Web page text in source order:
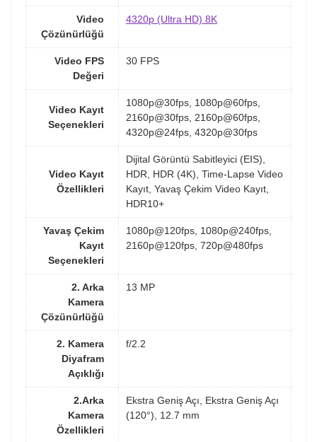
Video
Çözünürlüğü
4320p (Ultra HD) 8K
Video FPS
Değeri
30 FPS
Video Kayıt
Seçenekleri
1080p@30fps, 1080p@60fps,
2160p@30fps, 2160p@60fps,
4320p@24fps, 4320p@30fps
Video Kayıt
Özellikleri
Dijital Görüntü Sabitleyici (EIS),
HDR, HDR (4K), Time-Lapse Video
Kayıt, Yavaş Çekim Video Kayıt,
HDR10+
Yavaş Çekim
Kayıt
Seçenekleri
1080p@120fps, 1080p@240fps,
2160p@120fps, 720p@480fps
2. Arka
Kamera
Çözünürlüğü
13 MP
2. Kamera
Diyafram
Açıklığı
f/2.2
2.Arka
Kamera
Özellikleri
Ekstra Geniş Açı, Ekstra Geniş Açı
(120°), 12.7 mm